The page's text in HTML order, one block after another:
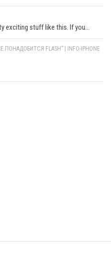
exciting stuff like this. If you...
FLASH” | INFO-IPHONE